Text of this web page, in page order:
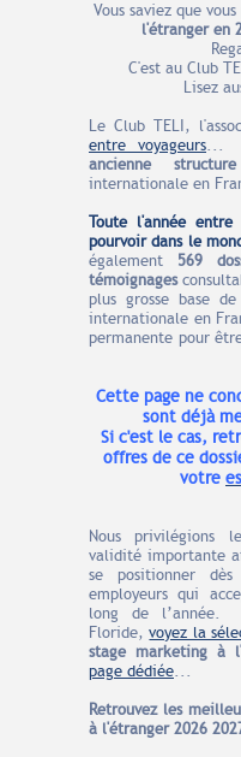
Vous saviez que
l'étranger en
C'est au Club
Lisez
Le Club TELI,
entre voyageurs...
ancienne structure
internationale en
Toute l'année
pourvoir dans le
également 569
témoignages
plus grosse base
internationale en
permanente pour
Cette page ne
sont déjà
Si c'est le cas,
offres de ce
votre
Nous privilégions
validité importante
se positionner
employeurs qui
long de l’année.
Floride,voyez la
stage marketing à
page dédiée...
Retrouvez les
à l'étranger 2026